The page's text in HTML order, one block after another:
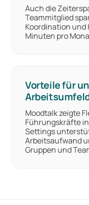
Auch die
Teammitglied
Koordination
Minuten pro
Vorteile für
Moodtalk zeigte
Führungskräfte
Settings
Arbeitsaufwand
Gruppen und